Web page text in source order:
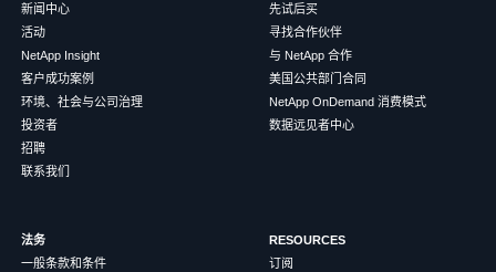
新闻中心
活动
NetApp Insight
客户成功案例
环境、社会与公司治理
投资者
招聘
联系我们
先试后买
寻找合作伙伴
与 NetApp 合作
美国公共部门合同
NetApp OnDemand 消费模式
数据远见者中心
法务
一般条款和条件
RESOURCES
订阅